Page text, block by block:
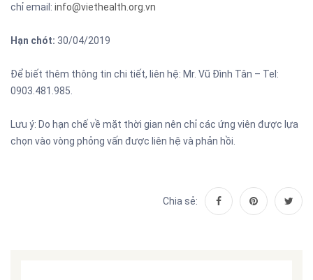
chỉ email: info@viethealth.org.vn
Hạn chót: 30/04/2019
Để biết thêm thông tin chi tiết, liên hệ: Mr. Vũ Đình Tân – Tel:
0903.481.985.
Lưu ý: Do hạn chế về mặt thời gian nên chỉ các ứng viên được lựa
chọn vào vòng phỏng vấn được liên hệ và phản hồi.
Chia sẻ: